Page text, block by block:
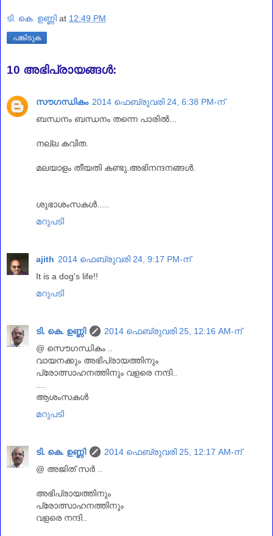
ടി. കെ. ഉണ്ണി at 12:49 PM
പങ്കിടുക
10 അഭിപ്രായങ്ങൾ:
സൗഗന്ധികം 2014 ഫെബ്രുവരി 24, 6:38 PM-ന്
ബന്ധനം ബന്ധനം തന്നെ പാരിൽ...
നല്ല കവിത.
മലയാളം തീയതി കണ്ടു.അഭിനന്ദനങ്ങൾ.
ശുഭാശംസകൾ.....
മറുപടി
ajith 2014 ഫെബ്രുവരി 24, 9:17 PM-ന്
It is a dog's life!!
മറുപടി
ടി. കെ. ഉണ്ണി
2014 ഫെബ്രുവരി 25, 12:16 AM-ന്
@ സൌഗന്ധികം ..
വായനക്കും അഭിപ്രായത്തിനും
പ്രോത്സാഹനത്തിനും വളരെ നന്ദി..
ആശംസകള്‍
മറുപടി
ടി. കെ. ഉണ്ണി
2014 ഫെബ്രുവരി 25, 12:17 AM-ന്
@ അജിത്‌ സര്‍ ..
അഭിപ്രായത്തിനും
പ്രോത്സാഹനത്തിനും
വളരെ നന്ദി..